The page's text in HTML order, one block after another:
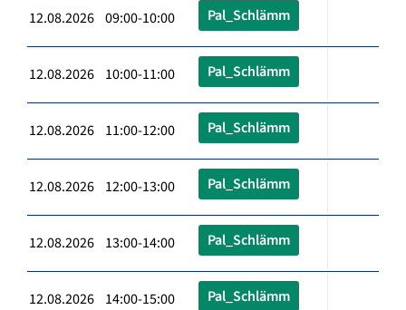
12.08.2026 09:00-10:00 Pal_Schlämm
12.08.2026 10:00-11:00 Pal_Schlämm
12.08.2026 11:00-12:00 Pal_Schlämm
12.08.2026 12:00-13:00 Pal_Schlämm
12.08.2026 13:00-14:00 Pal_Schlämm
12.08.2026 14:00-15:00 Pal_Schlämm